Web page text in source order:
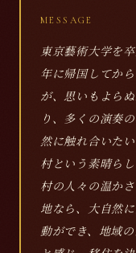
MESSAGE
東京藝術大学を
年に帰国してか
が、思いもよら
り、多くの演奏
然に触れ合いた
村という素晴ら
村の人々の温か
地なら、大自然
動ができ、地域